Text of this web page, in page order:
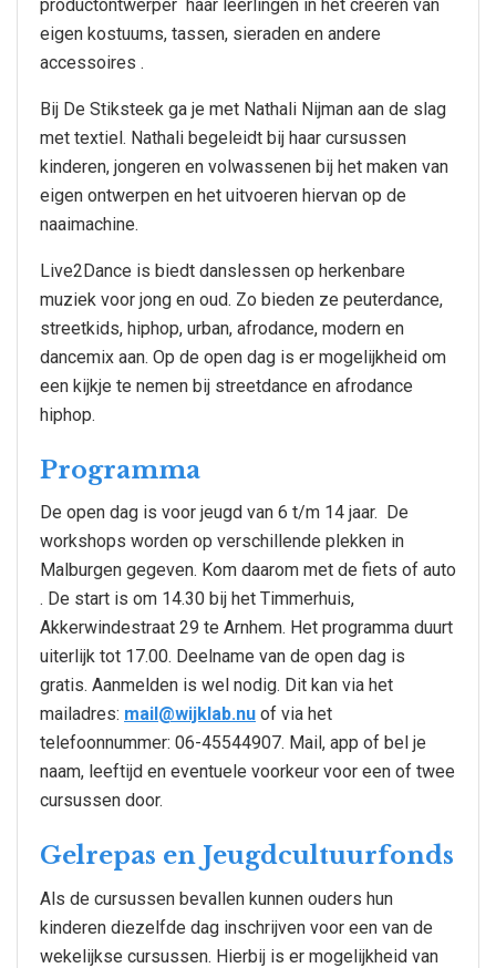
productontwerper haar leerlingen in het creëren van
eigen kostuums, tassen, sieraden en andere
accessoires .
Bij De Stiksteek ga je met Nathali Nijman aan de slag
met textiel. Nathali begeleidt bij haar cursussen
kinderen, jongeren en volwassenen bij het maken van
eigen ontwerpen en het uitvoeren hiervan op de
naaimachine.
Live2Dance is biedt danslessen op herkenbare
muziek voor jong en oud. Zo bieden ze peuterdance,
streetkids, hiphop, urban, afrodance, modern en
dancemix aan. Op de open dag is er mogelijkheid om
een kijkje te nemen bij streetdance en afrodance
hiphop.
Programma
De open dag is voor jeugd van 6 t/m 14 jaar. De
workshops worden op verschillende plekken in
Malburgen gegeven. Kom daarom met de fiets of auto
. De start is om 14.30 bij het Timmerhuis,
Akkerwindestraat 29 te Arnhem. Het programma duurt
uiterlijk tot 17.00. Deelname van de open dag is
gratis. Aanmelden is wel nodig. Dit kan via het
mailadres: mail@wijklab.nu of via het
telefoonnummer: 06-45544907. Mail, app of bel je
naam, leeftijd en eventuele voorkeur voor een of twee
cursussen door.
Gelrepas en Jeugdcultuurfonds
Als de cursussen bevallen kunnen ouders hun
kinderen diezelfde dag inschrijven voor een van de
wekelijkse cursussen. Hierbij is er mogelijkheid van